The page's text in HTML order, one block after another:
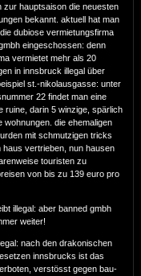
zur hauptsaison die neuesten
bekannt. aktuell hat man
dubiose vermietungsfirma
eingeschossen: denn
vermietet mehr als 20
in innsbruck illegal über
st.-nikolausgasse: unter
22 findet man eine
ruine, darin 5 winzige, spärlich
wohnungen. die ehemaligen
mit schmutzigen tricks
haus vertrieben, nun hausen
touristen zu
von bis zu 139 euro pro
illegal: aber banned gmbh
weiter!
nach den drakonischen
innsbrucks ist das
verstösst gegen bau-